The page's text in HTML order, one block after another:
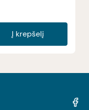
Į krepšelį